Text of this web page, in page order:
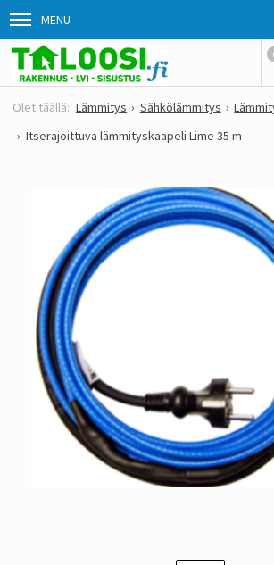
MENU
Lämmitys Sähkölämmitys
Itserajoittuva lämmityskaapeli Lime 35 m